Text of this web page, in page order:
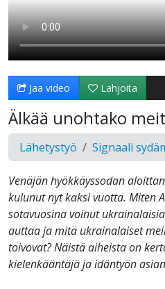
Jaa video Lahjoita
Älkää unohtako
Lähetystyö Signaali
Venäjän hyökkäyssodan
kulunut nyt kaksi vuotta. Miten
sotavuosina voinut
auttaa ja mitä ukrainalaiset
toivovat? Näistä aiheista on
kielenkääntäjä ja idäntyön